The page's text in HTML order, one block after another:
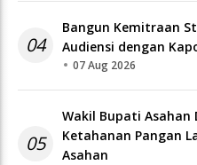
04
Bangun Kemitraan
Audiensi dengan
07 Aug 2026
05
Wakil Bupati Asahan
Ketahanan Pangan
Asahan